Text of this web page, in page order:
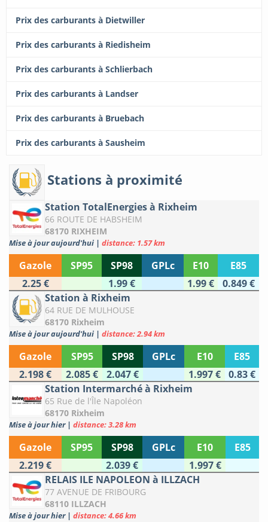
Prix des carburants à Dietwiller
Prix des carburants à Riedisheim
Prix des carburants à Schlierbach
Prix des carburants à Landser
Prix des carburants à Bruebach
Prix des carburants à Sausheim
Stations à proximité
Station TotalEnergies à Rixheim
66 ROUTE DE HABSHEIM
68170 RIXHEIM
Mise à jour aujourd'hui | distance: 1.57 km
Gazole SP95 SP98 GPLc E10
E85
2.25 €
1.99 € 1.99 €
0.849 €
Station à Rixheim
64 RUE DE MULHOUSE
68170 Rixheim
Mise à jour aujourd'hui | distance: 2.94 km
Gazole SP95 SP98 GPLc E10
E85
2.198 €
2.085 € 2.047 € 1.997 € 0.83 €
Station Intermarché à Rixheim
65 Rue de l'Île Napoléon
68170 Rixheim
Mise à jour hier | distance: 3.28 km
Gazole SP95 SP98 GPLc E10
E85
2.219 €
2.039 €
1.997 €
RELAIS ILE NAPOLEON à ILLZACH
77 AVENUE DE FRIBOURG
68110 ILLZACH
Mise à jour hier | distance: 4.66 km